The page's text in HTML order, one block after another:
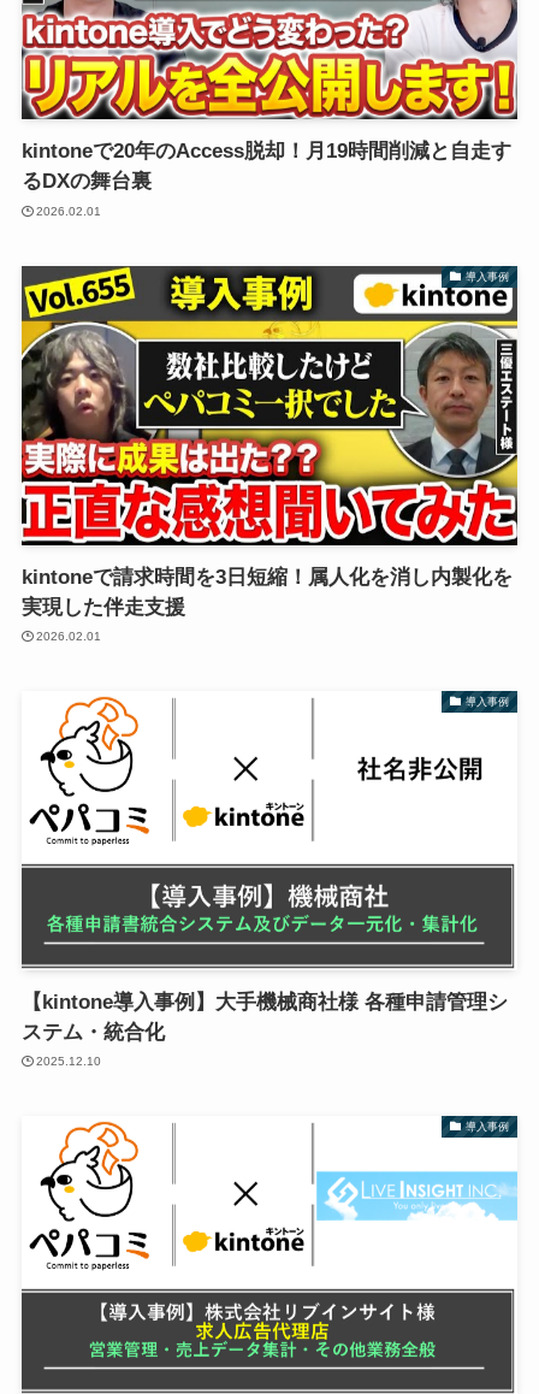
kintoneで20年のAccess脱却！月19時間削減と自走す
るDXの舞台裏
2026.02.01
導入事例
kintoneで請求時間を3日短縮！属人化を消し内製化を
実現した伴走支援
2026.02.01
導入事例
【kintone導入事例】大手機械商社様 各種申請管理シ
ステム・統合化
2025.12.10
導入事例